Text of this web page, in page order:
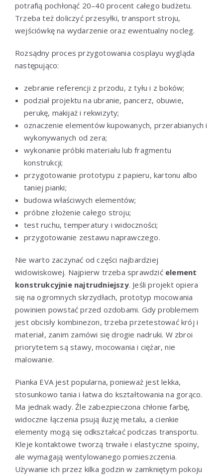
potrafią pochłonąć 20–40 procent całego budżetu.
Trzeba też doliczyć przesyłki, transport stroju,
wejściówkę na wydarzenie oraz ewentualny nocleg.
Rozsądny proces przygotowania cosplayu wygląda
następująco:
zebranie referencji z przodu, z tyłu i z boków;
podział projektu na ubranie, pancerz, obuwie,
perukę, makijaż i rekwizyty;
oznaczenie elementów kupowanych, przerabianych i
wykonywanych od zera;
wykonanie próbki materiału lub fragmentu
konstrukcji;
przygotowanie prototypu z papieru, kartonu albo
taniej pianki;
budowa właściwych elementów;
próbne złożenie całego stroju;
test ruchu, temperatury i widoczności;
przygotowanie zestawu naprawczego.
Nie warto zaczynać od części najbardziej
widowiskowej. Najpierw trzeba sprawdzić element
konstrukcyjnie najtrudniejszy. Jeśli projekt opiera
się na ogromnych skrzydłach, prototyp mocowania
powinien powstać przed ozdobami. Gdy problemem
jest obcisły kombinezon, trzeba przetestować krój i
materiał, zanim zamówi się drogie nadruki. W zbroi
priorytetem są stawy, mocowania i ciężar, nie
malowanie.
Pianka EVA jest popularna, ponieważ jest lekka,
stosunkowo tania i łatwa do kształtowania na gorąco.
Ma jednak wady. Źle zabezpieczona chłonie farbę,
widoczne łączenia psują iluzję metalu, a cienkie
elementy mogą się odkształcać podczas transportu.
Kleje kontaktowe tworzą trwałe i elastyczne spoiny,
ale wymagają wentylowanego pomieszczenia.
Używanie ich przez kilka godzin w zamkniętym pokoju